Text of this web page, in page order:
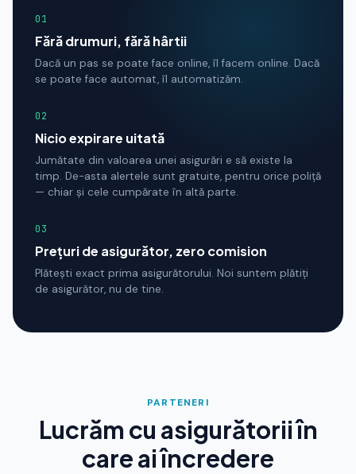
01
Fără drumuri, fără hârtii
Dacă un pas se poate face online, îl facem online. Dacă
se poate face automat, îl automatizăm.
02
Nicio expirare uitată
Jumătate din valoarea unei asigurări e să existe la
timp. De-asta alertele sunt gratuite, pentru orice poliță
— chiar și cele cumpărate în altă parte.
03
Prețuri de asigurător, zero comision
Plătești exact prima asigurătorului. Noi suntem plătiți
de asigurător, nu de tine.
PARTENERI
Lucrăm cu asigurătorii în
care ai încredere